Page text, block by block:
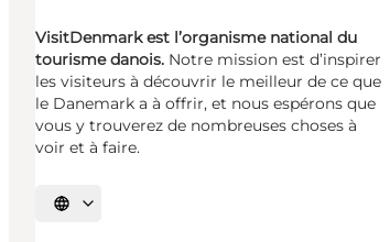
VisitDenmark est l’organisme national du
tourisme danois. Notre mission est d’inspirer
les visiteurs à découvrir le meilleur de ce que
le Danemark a à offrir, et nous espérons que
vous y trouverez de nombreuses choses à
voir et à faire.
Choisissez la langue